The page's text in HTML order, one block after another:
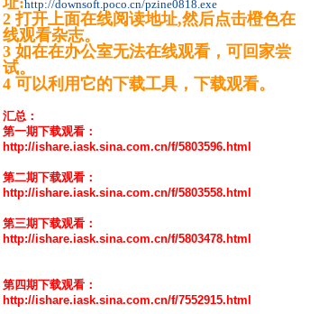
http://downsoft.poco.cn/pzine0818.exe
2 打开上面在线阅读地址,然后点击橙色在
线观看杂志。
3 如在在办公室无法在线观看，可回家尝
试。
4 可以利用它的下载工具，下载观看。
汇总：
第一期下载观看：
http://ishare.iask.sina.com.cn/f/5803596.html
第二期下载观看：
http://ishare.iask.sina.com.cn/f/5803558.html
第三期下载观看：
http://ishare.iask.sina.com.cn/f/5803478.html
第四期下载观看：
http://ishare.iask.sina.com.cn/f/7552915.html